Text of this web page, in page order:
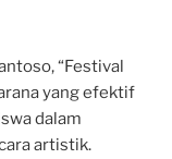
“Festival
yang efektif
dalam
artistik.